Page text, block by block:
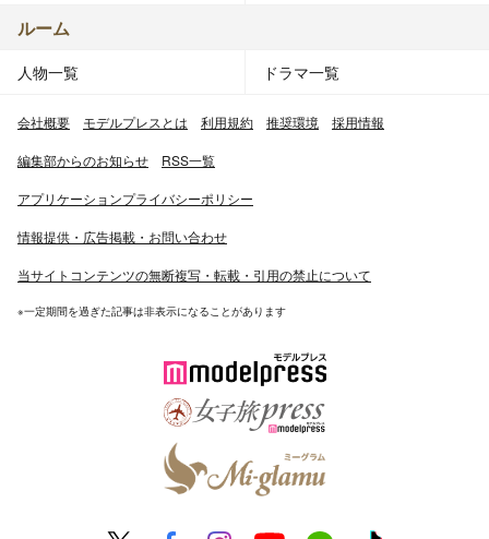
ルーム
人物一覧 ドラマ一覧
会社概要 モデルプレスとは 利用規約 推奨環境 採用情報
編集部からのお知らせ RSS一覧
アプリケーションプライバシーポリシー
情報提供・広告掲載・お問い合わせ
当サイトコンテンツの無断複写・転載・引用の禁止について
※一定期間を過ぎた記事は非表示になることがあります